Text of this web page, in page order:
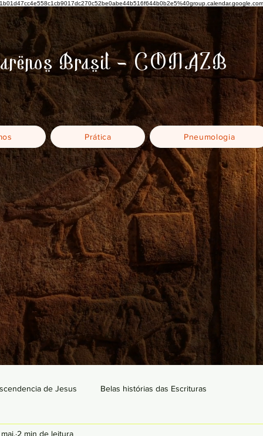
Brasil - CONAZB
Prática Pneumologia
de Jesus Belas histórias das Escrituras
2 min de leitura